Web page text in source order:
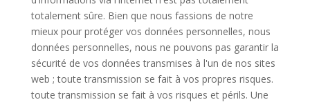
totalement sûre. Bien que nous fassions de notre
mieux pour protéger vos données personnelles, nous
données personnelles, nous ne pouvons pas garantir la
sécurité de vos données transmises à l'un de nos sites
web ; toute transmission se fait à vos propres risques.
toute transmission se fait à vos risques et périls. Une